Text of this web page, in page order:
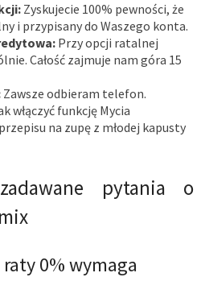
Zyskujecie 100% pewności, że
i przypisany do Waszego konta.
Przy opcji ratalnej
Całość zajmuje nam góra 15
Zawsze odbieram telefon.
włączyć funkcję Mycia
na zupę z młodej kapusty
pytania o
0% wymaga